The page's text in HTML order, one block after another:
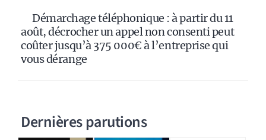
Démarchage téléphonique : à partir du 11
août, décrocher un appel non consenti peut
coûter jusqu’à 375 000€ à l’entreprise qui
vous dérange
Dernières parutions